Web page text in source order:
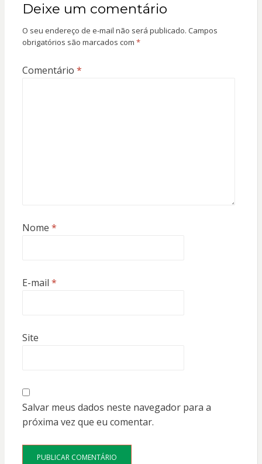
Deixe um comentário
O seu endereço de e-mail não será publicado. Campos
obrigatórios são marcados com *
Comentário *
Nome *
E-mail *
Site
Salvar meus dados neste navegador para a
próxima vez que eu comentar.